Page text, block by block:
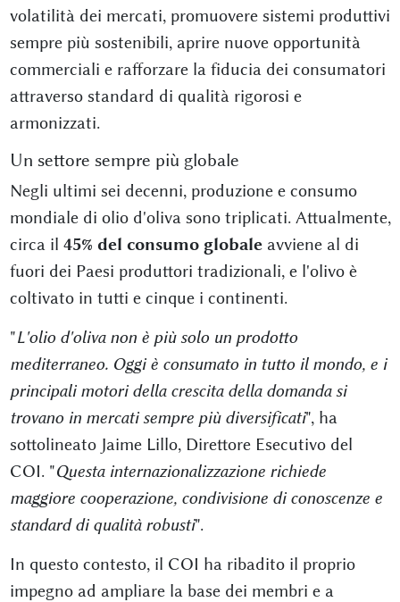
volatilità dei mercati, promuovere sistemi produttivi
sempre più sostenibili, aprire nuove opportunità
commerciali e rafforzare la fiducia dei consumatori
attraverso standard di qualità rigorosi e
armonizzati.
Un settore sempre più globale
Negli ultimi sei decenni, produzione e consumo
mondiale di olio d'oliva sono triplicati. Attualmente,
circa il 45% del consumo globaleavviene al di
fuori dei Paesi produttori tradizionali, e l'olivo è
coltivato in tutti e cinque i continenti.
"L'olio d'oliva non è più solo un prodotto
mediterraneo. Oggi è consumato in tutto il mondo, e i
principali motori della crescita della domanda si
trovano in mercati sempre più diversificati", ha
sottolineato Jaime Lillo, Direttore Esecutivo del
COI. "Questa internazionalizzazione richiede
maggiore cooperazione, condivisione di conoscenze e
standard di qualità robusti".
In questo contesto, il COI ha ribadito il proprio
impegno ad ampliare la base dei membri e a